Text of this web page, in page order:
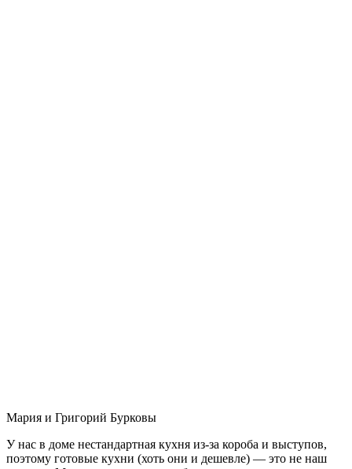
Мария и Григорий Бурковы
У нас в доме нестандартная кухня из-за короба и выступов,
поэтому готовые кухни (хоть они и дешевле) — это не наш